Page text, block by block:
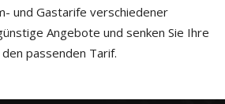
und Gastarife verschiedener
Angebote und senken Sie Ihre
passenden Tarif.